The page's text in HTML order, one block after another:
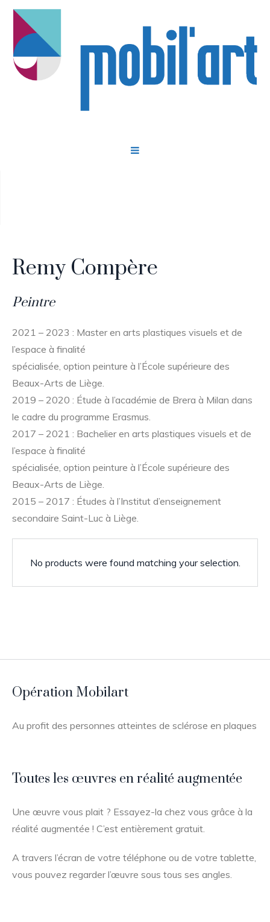
Remy Compère
Peintre
2021 – 2023 : Master en arts plastiques visuels et de
l’espace à finalité
spécialisée, option peinture à l’École supérieure des
Beaux-Arts de Liège.
2019 – 2020 : Étude à l’académie de Brera à Milan dans
le cadre du programme Erasmus.
2017 – 2021 : Bachelier en arts plastiques visuels et de
l’espace à finalité
spécialisée, option peinture à l’École supérieure des
Beaux-Arts de Liège.
2015 – 2017 : Études à l’Institut d’enseignement
secondaire Saint-Luc à Liège.
No products were found matching your selection.
Opération Mobilart
Au profit des personnes atteintes de sclérose en plaques
Toutes les œuvres en réalité augmentée
Une œuvre vous plait ? Essayez-la chez vous grâce à la
réalité augmentée ! C’est entièrement gratuit.
A travers l’écran de votre téléphone ou de votre tablette,
vous pouvez regarder l’œuvre sous tous ses angles.